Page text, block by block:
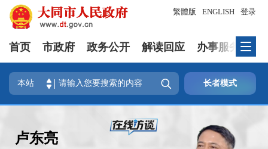
登录
繁體版 ENGLISH
首页 市政府 政务公开 解读回应 办事服务
本站  长者模式
卢东亮